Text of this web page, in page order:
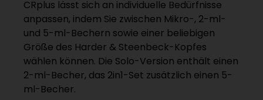
CRplus lässt sich an individuelle Bedürfnisse
anpassen, indem Sie zwischen Mikro-, 2-ml-
und 5-ml-Bechern sowie einer beliebigen
Größe des Harder & Steenbeck-Kopfes
wählen können. Die Solo-Version enthält einen
2-ml-Becher, das 2in1-Set zusätzlich einen 5-
ml-Becher.